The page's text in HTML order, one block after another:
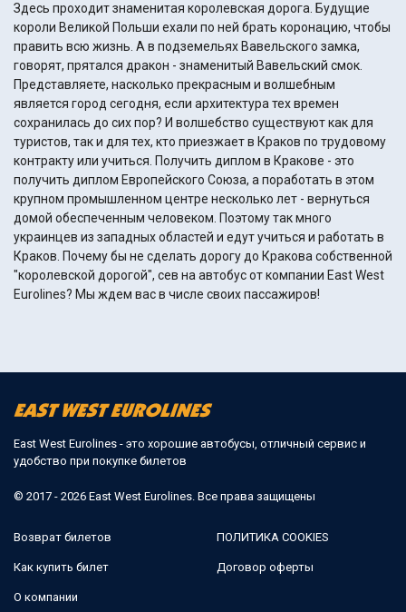
Здесь проходит знаменитая королевская дорога. Будущие
короли Великой Польши ехали по ней брать коронацию, чтобы
править всю жизнь. А в подземельях Вавельского замка,
говорят, прятался дракон - знаменитый Вавельский смок.
Представляете, насколько прекрасным и волшебным
является город сегодня, если архитектура тех времен
сохранилась до сих пор? И волшебство существуют как для
туристов, так и для тех, кто приезжает в Краков по трудовому
контракту или учиться. Получить диплом в Кракове - это
получить диплом Европейского Союза, а поработать в этом
крупном промышленном центре несколько лет - вернуться
домой обеспеченным человеком. Поэтому так много
украинцев из западных областей и едут учиться и работать в
Краков. Почему бы не сделать дорогу до Кракова собственной
"королевской дорогой", сев на автобус от компании East West
Eurolines? Мы ждем вас в числе своих пассажиров!
East West Eurolines - это хорошие автобусы, отличный сервис и
удобство при покупке билетов
© 2017 - 2026 East West Eurolines. Все права защищены
Возврат билетов
Как купить билет
О компании
ПОЛИТИКА COOKIES
Договор оферты